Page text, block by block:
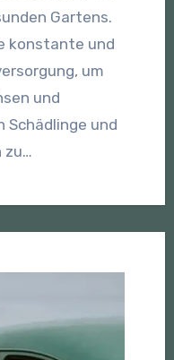
Gartens.
konstante und
um
und
und
zu…